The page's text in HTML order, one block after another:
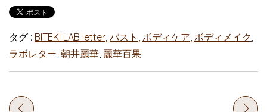
タグ : BITEKI LAB letter, バスト , ボディケア, ボディメイク,
ラボレター, 朝井麗華, 麗華百果